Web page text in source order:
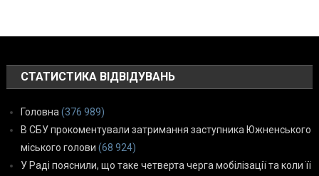
СТАТИСТИКА ВІДВІДУВАНЬ
Головна (376 989)
В СБУ прокоментували затримання заступника Южненського
міського голови (68 924)
У Раді пояснили, що таке четверта черга мобілізації та коли її